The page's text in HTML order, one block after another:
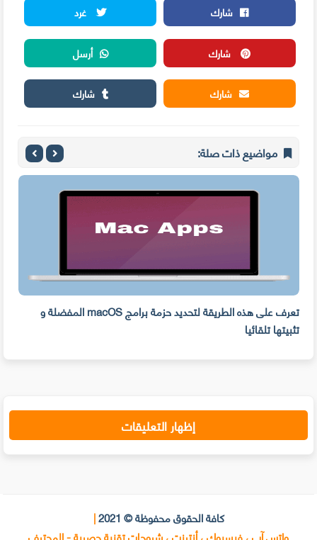
شارك
غرد
شارك
أرسل
شارك
شارك
مواضيع ذات صلة:
تعرف على هذه الطريقة لتحديد حزمة برامج macOS المفضلة و
تثبيتها تلقائيا
إظهار التعليقات
كافة الحقوق محفوظة © 2021 |